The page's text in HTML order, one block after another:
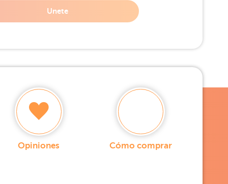
Unete
Opiniones Cómo comprar